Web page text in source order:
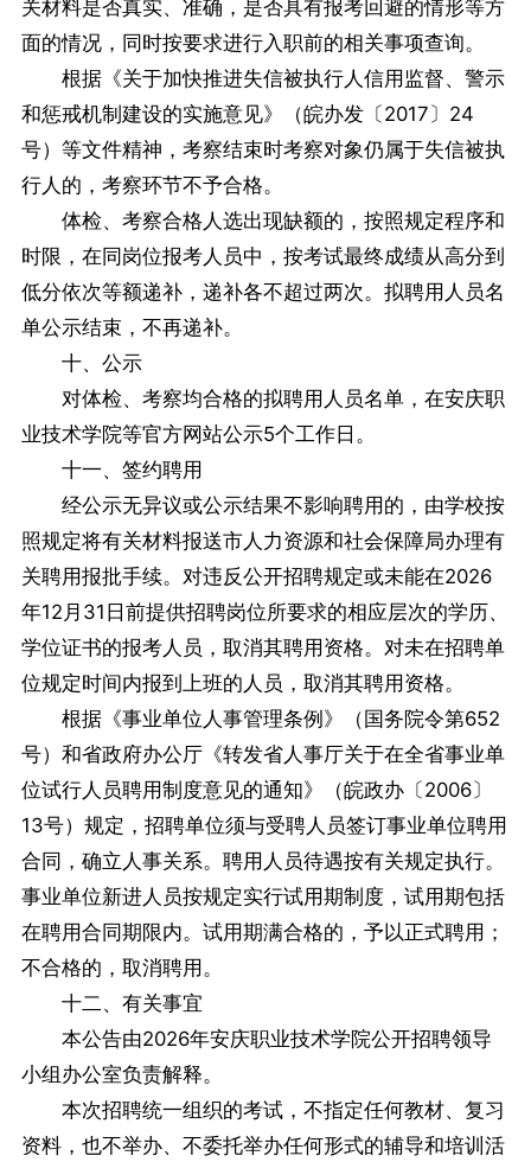
关材料是否真实、准确，是否具有报考回避的情形等方
面的情况，同时按要求进行入职前的相关事项查询。
根据《关于加快推进失信被执行人信用监督、警示
和惩戒机制建设的实施意见》（皖办发〔2017〕24
号）等文件精神，考察结束时考察对象仍属于失信被执
行人的，考察环节不予合格。
体检、考察合格人选出现缺额的，按照规定程序和
时限，在同岗位报考人员中，按考试最终成绩从高分到
低分依次等额递补，递补各不超过两次。拟聘用人员名
单公示结束，不再递补。
十、公示
对体检、考察均合格的拟聘用人员名单，在安庆职
业技术学院等官方网站公示5个工作日。
十一、签约聘用
经公示无异议或公示结果不影响聘用的，由学校按
照规定将有关材料报送市人力资源和社会保障局办理有
关聘用报批手续。对违反公开招聘规定或未能在2026
年12月31日前提供招聘岗位所要求的相应层次的学历、
学位证书的报考人员，取消其聘用资格。对未在招聘单
位规定时间内报到上班的人员，取消其聘用资格。
根据《事业单位人事管理条例》（国务院令第652
号）和省政府办公厅《转发省人事厅关于在全省事业单
位试行人员聘用制度意见的通知》（皖政办〔2006〕
13号）规定，招聘单位须与受聘人员签订事业单位聘用
合同，确立人事关系。聘用人员待遇按有关规定执行。
事业单位新进人员按规定实行试用期制度，试用期包括
在聘用合同期限内。试用期满合格的，予以正式聘用；
不合格的，取消聘用。
十二、有关事宜
本公告由2026年安庆职业技术学院公开招聘领导
小组办公室负责解释。
本次招聘统一组织的考试，不指定任何教材、复习
资料，也不举办、不委托举办任何形式的辅导和培训活